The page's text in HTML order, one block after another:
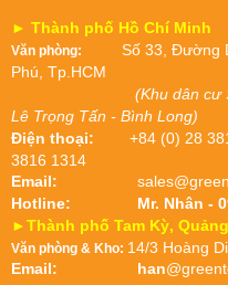
► Thành phố Hồ Chí Minh
Văn phòng: Số 33, Đường
Phú, Tp.HCM
(Khu dân cư
Lê Trọng Tấn - Bình Long)
Điện thoại: +84 (0)
3816 1314
Email:
Hotline:
Mr. Nhân -
►Thành phố Tam Kỳ,
Văn phòng & Kho: 14/3 Hoàng
Email:
han